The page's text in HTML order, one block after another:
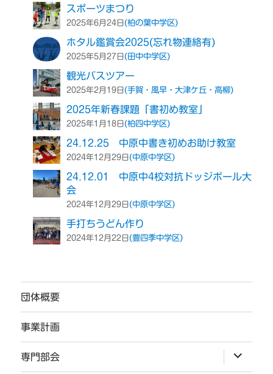
スポーツまつり
2025年6月24日(柏の葉中学区)
ホタル鑑賞会2025(忘れ物連絡有)
2025年5月27日(田中中学区)
観光バスツアー
2025年2月19日(手賀・風早・大津ケ丘・高柳)
2025年新春課題「書初め教室」
2025年1月18日(柏四中学区)
24.12.25 中原中書き初めお助け教室
2024年12月29日(中原中学区)
24.12.01 中原中4校対抗ドッジボール大
会
2024年12月29日(中原中学区)
手打ちうどん作り
2024年12月22日(豊四季中学区)
団体概要
事業計画
専門部会
ブ